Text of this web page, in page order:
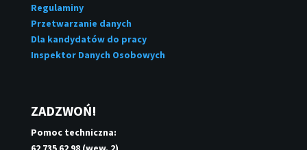
Regulaminy
Przetwarzanie danych
Dla kandydatów do pracy
Inspektor Danych Osobowych
ZADZWOŃ!
Pomoc techniczna: